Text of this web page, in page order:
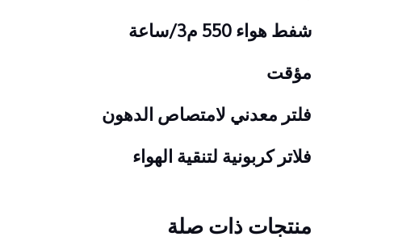
شفط هواء 550 م3/ساعة
مؤقت
فلتر معدني لامتصاص الدهون
فلاتر كربونية لتنقية الهواء
منتجات ذات صلة